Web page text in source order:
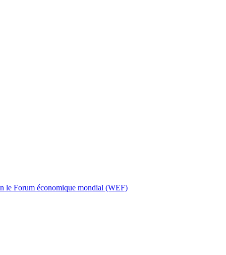
le Forum économique mondial (WEF)